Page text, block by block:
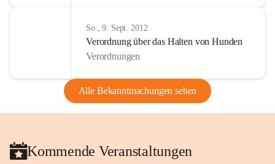
So., 9. Sept. 2012
Verordnung über das Halten von Hunden
Verordnungen
Alle Bekanntmachungen sehen
Kommende Veranstaltungen